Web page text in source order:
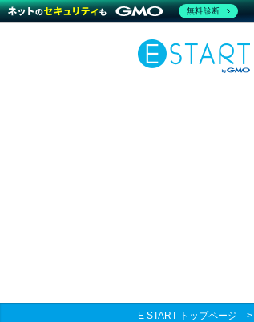
E START トップページ >
無料診断